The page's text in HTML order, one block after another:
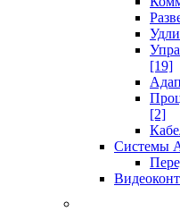
[19]
[2]
Системы